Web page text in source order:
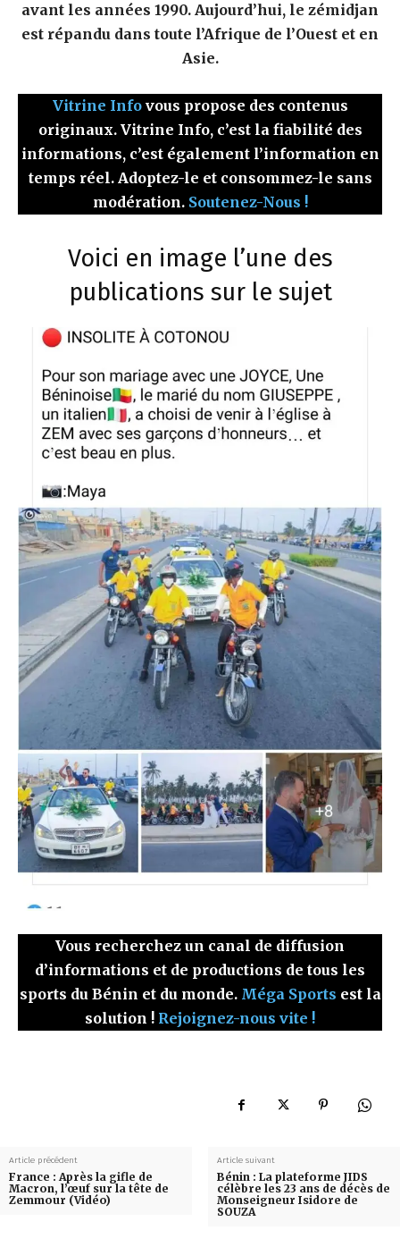
avant les années 1990. Aujourd’hui, le zémidjan
est répandu dans toute l’Afrique de l’Ouest et en
Asie.
Vitrine Infovous propose des contenus
originaux. Vitrine Info, c’est la fiabilité des
informations, c’est également l’information en
temps réel. Adoptez-le et consommez-le sans
modération. Soutenez-Nous !
Voici en image l’une des
publications sur le sujet
Vous recherchez un canal de diffusion
d’informations et de productions de tous les
sports du Bénin et du monde. Méga Sports est la
solution ! Rejoignez-nous vite !
Article précédent
France : Après la gifle de
Macron, l’œuf sur la tête de
Zemmour (Vidéo)
Article suivant
Bénin : La plateforme JIDS
célèbre les 23 ans de décès de
Monseigneur Isidore de
SOUZA